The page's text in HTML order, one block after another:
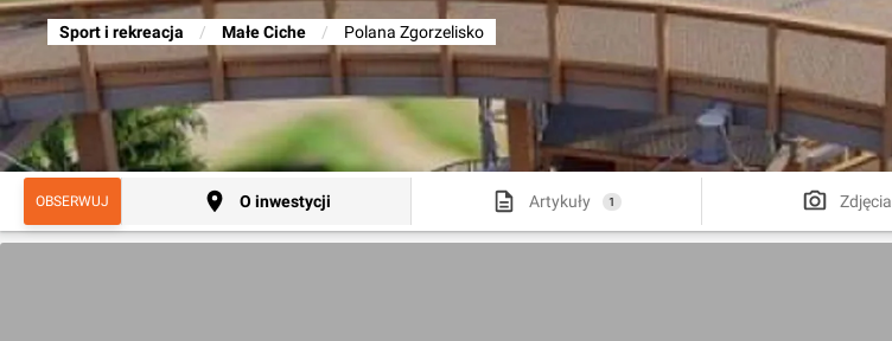
Sport i rekreacja / Małe Ciche / Polana Zgorzelisko
OBSERWUJ O inwestycji Artykuły 1 Zdjęcia